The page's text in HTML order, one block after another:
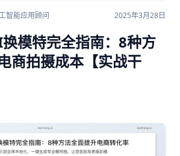
智能应用顾问 2025年3月28日
模特完全指南：8种方
商拍摄成本【实战干